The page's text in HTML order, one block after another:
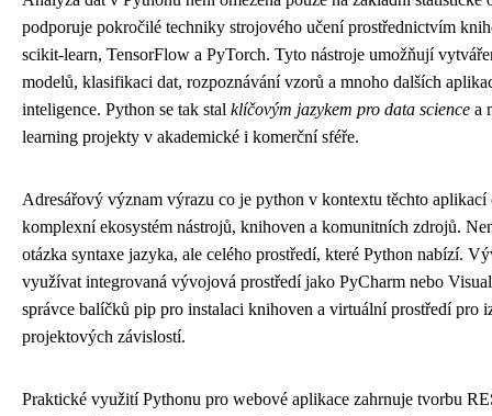
podporuje pokročilé techniky strojového učení prostřednictvím
scikit-learn, TensorFlow a PyTorch. Tyto nástroje umožňují
modelů, klasifikaci dat, rozpoznávání vzorů a mnoho dalších
inteligence. Python se tak stal klíčovým jazykem pro data science a
learning projekty v akademické i komerční sféře.
Adresářový význam výrazu co je python v kontextu těchto aplikací
komplexní ekosystém nástrojů, knihoven a komunitních zdrojů.
otázka syntaxe jazyka, ale celého prostředí, které Python nabízí.
využívat integrovaná vývojová prostředí jako PyCharm nebo
správce balíčků pip pro instalaci knihoven a virtuální prostředí pro
projektových závislostí.
Praktické využití Pythonu pro webové aplikace zahrnuje tvorbu